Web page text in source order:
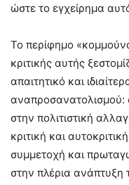
ώστε το εγχείρημα
Το περίφημο
κριτικής αυτής
απαιτητικό και
αναπροσανατολισμού:
στην πολιτιστική
κριτική και
συμμετοχή και
στην πλέρια